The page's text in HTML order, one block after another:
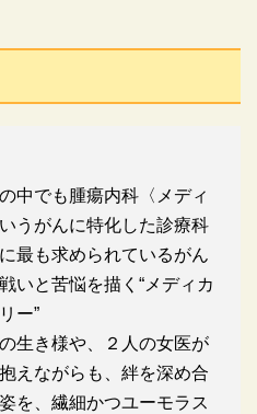
中でも腫瘍内科〈メディ
うがんに特化した診療科
最も求められているがん
いと苦悩を描く“メディカ
ー”
生き様や、２人の女医が
えながらも、絆を深め合
を、繊細かつユーモラス